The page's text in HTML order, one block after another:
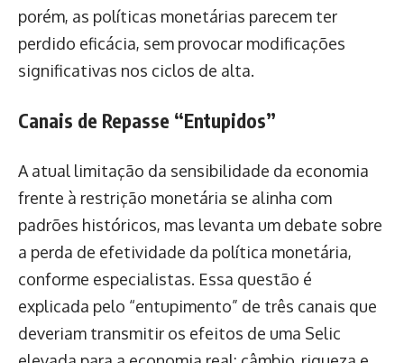
porém, as políticas monetárias parecem ter
perdido eficácia, sem provocar modificações
significativas nos ciclos de alta.
Canais de Repasse “Entupidos”
A atual limitação da sensibilidade da economia
frente à restrição monetária se alinha com
padrões históricos, mas levanta um debate sobre
a perda de efetividade da política monetária,
conforme especialistas. Essa questão é
explicada pelo “entupimento” de três canais que
deveriam transmitir os efeitos de uma Selic